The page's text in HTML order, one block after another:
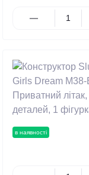
в наявності